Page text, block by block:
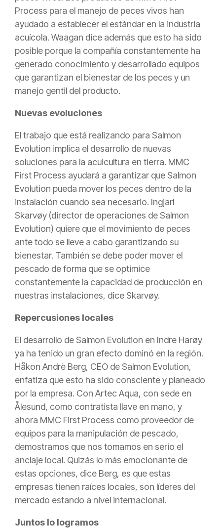
Process para el manejo de peces vivos han
ayudado a establecer el estándar en la industria
acuícola. Waagan dice además que esto ha sido
posible porque la compañía constantemente ha
generado conocimiento y desarrollado equipos
que garantizan el bienestar de los peces y un
manejo gentil del producto.
Nuevas evoluciones
El trabajo que está realizando para Salmon
Evolution implica el desarrollo de nuevas
soluciones para la acuicultura en tierra. MMC
First Process ayudará a garantizar que Salmon
Evolution pueda mover los peces dentro de la
instalación cuando sea necesario. Ingjarl
Skarvøy (director de operaciones de Salmon
Evolution) quiere que el movimiento de peces
ante todo se lleve a cabo garantizando su
bienestar. También se debe poder mover el
pescado de forma que se optimice
constantemente la capacidad de producción en
nuestras instalaciones, dice Skarvøy.
Repercusiones locales
El desarrollo de Salmon Evolution en Indre Harøy
ya ha tenido un gran efecto dominó en la región.
Håkon Andrè Berg, CEO de Salmon Evolution,
enfatiza que esto ha sido consciente y planeado
por la empresa. Con Artec Aqua, con sede en
Ålesund, como contratista llave en mano, y
ahora MMC First Process como proveedor de
equipos para la manipulación de pescado,
demostramos que nos tomamos en serio el
anclaje local. Quizás lo más emocionante de
estas opciones, dice Berg, es que estas
empresas tienen raíces locales, son líderes del
mercado estando a nivel internacional.
Juntos lo logramos